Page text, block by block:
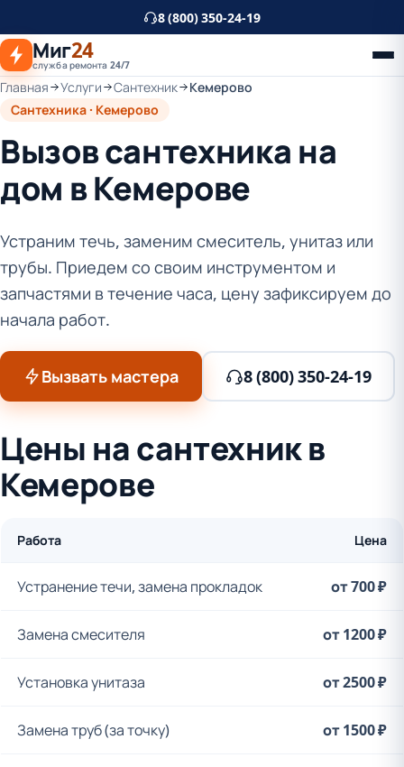
основному
контенту
8 (800) 350-24-19
Миг24
служба ремонта 24/7
Главная Услуги Сантехник
Кемерово
Сантехника · Кемерово
Вызов сантехника на
дом в Кемерове
Устраним течь, заменим смеситель, унитаз или
трубы. Приедем со своим инструментом и
запчастями в течение часа, цену зафиксируем до
начала работ.
Вызвать мастера 8 (800) 350-24-19
Цены на сантехник в
Кемерове
Работа Цена
Устранение течи, замена прокладок от 700 ₽
Замена смесителя от 1200 ₽
Установка унитаза от 2500 ₽
Замена труб (за точку) от 1500 ₽